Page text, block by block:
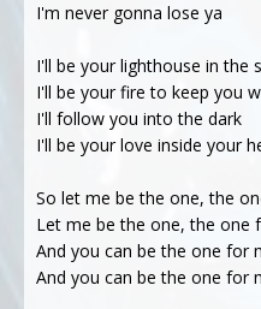
I'm never gonna lose ya
I'll be your lighthouse in the
I'll be your fire to keep you
I'll follow you into the dark
I'll be your love inside your
So let me be the one, the
Let me be the one, the one
And you can be the one for
And you can be the one for